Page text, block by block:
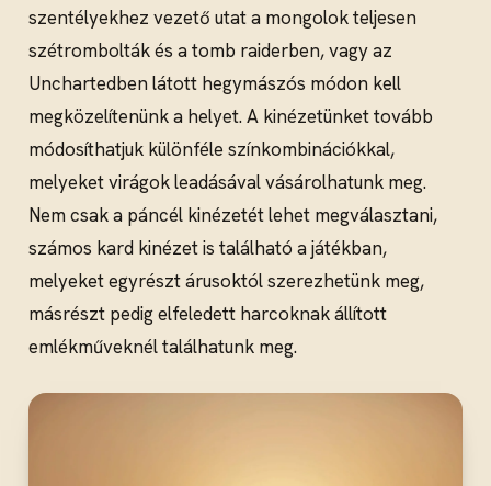
szentélyekhez vezető utat a mongolok teljesen
szétrombolták és a tomb raiderben, vagy az
Unchartedben látott hegymászós módon kell
megközelítenünk a helyet. A kinézetünket tovább
módosíthatjuk különféle színkombinációkkal,
melyeket virágok leadásával vásárolhatunk meg.
Nem csak a páncél kinézetét lehet megválasztani,
számos kard kinézet is található a játékban,
melyeket egyrészt árusoktól szerezhetünk meg,
másrészt pedig elfeledett harcoknak állított
emlékműveknél találhatunk meg.